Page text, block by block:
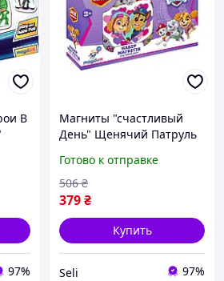
В
97%
Магниты "счастливый
День" Щенячий Патруль
Магнита Seli Магніти
"щасливий День"
Щенячий Патруль
Magdum
Готово к отправке
379₴
506 ₴
Купить
Seli 97%